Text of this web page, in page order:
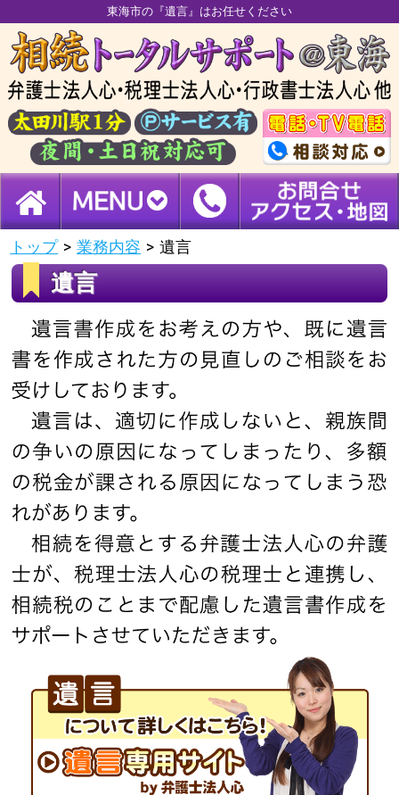
東海市の『遺言』はお任せください
トップ > 業務内容 > 遺言
遺言